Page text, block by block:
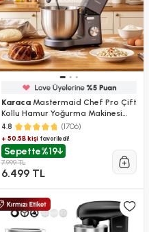
KaracaMastermaid Chef Pro Çift
Kollu Hamur Yoğurma Makinesi
Space Gray 1500 W 5L
4.8 (1706)
+ 50.5B kişifavoriledi!
Sepette%19
7.999 TL
6.499 TL